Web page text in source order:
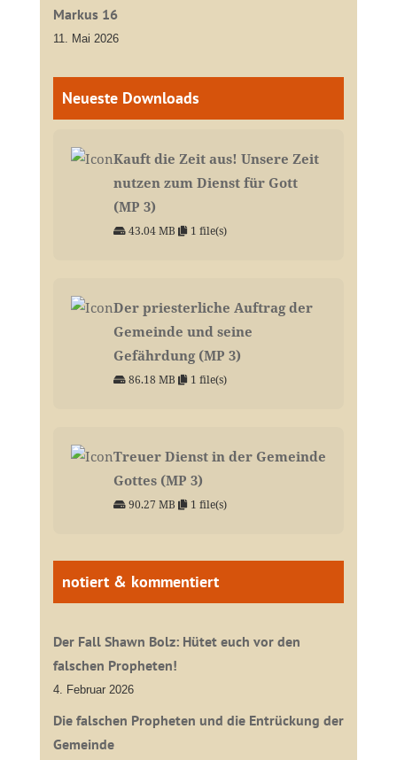
Markus 16
11. Mai 2026
Neueste Downloads
Kauft die Zeit aus! Unsere Zeit
nutzen zum Dienst für Gott
(MP 3)
43.04 MB 1 file(s)
Der priesterliche Auftrag der
Gemeinde und seine
Gefährdung (MP 3)
86.18 MB 1 file(s)
Treuer Dienst in der Gemeinde
Gottes (MP 3)
90.27 MB 1 file(s)
notiert & kommentiert
Der Fall Shawn Bolz: Hütet euch vor den
falschen Propheten!
4. Februar 2026
Die falschen Propheten und die Entrückung der
Gemeinde